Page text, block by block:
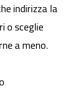
indirizza la
o sceglie
a meno.